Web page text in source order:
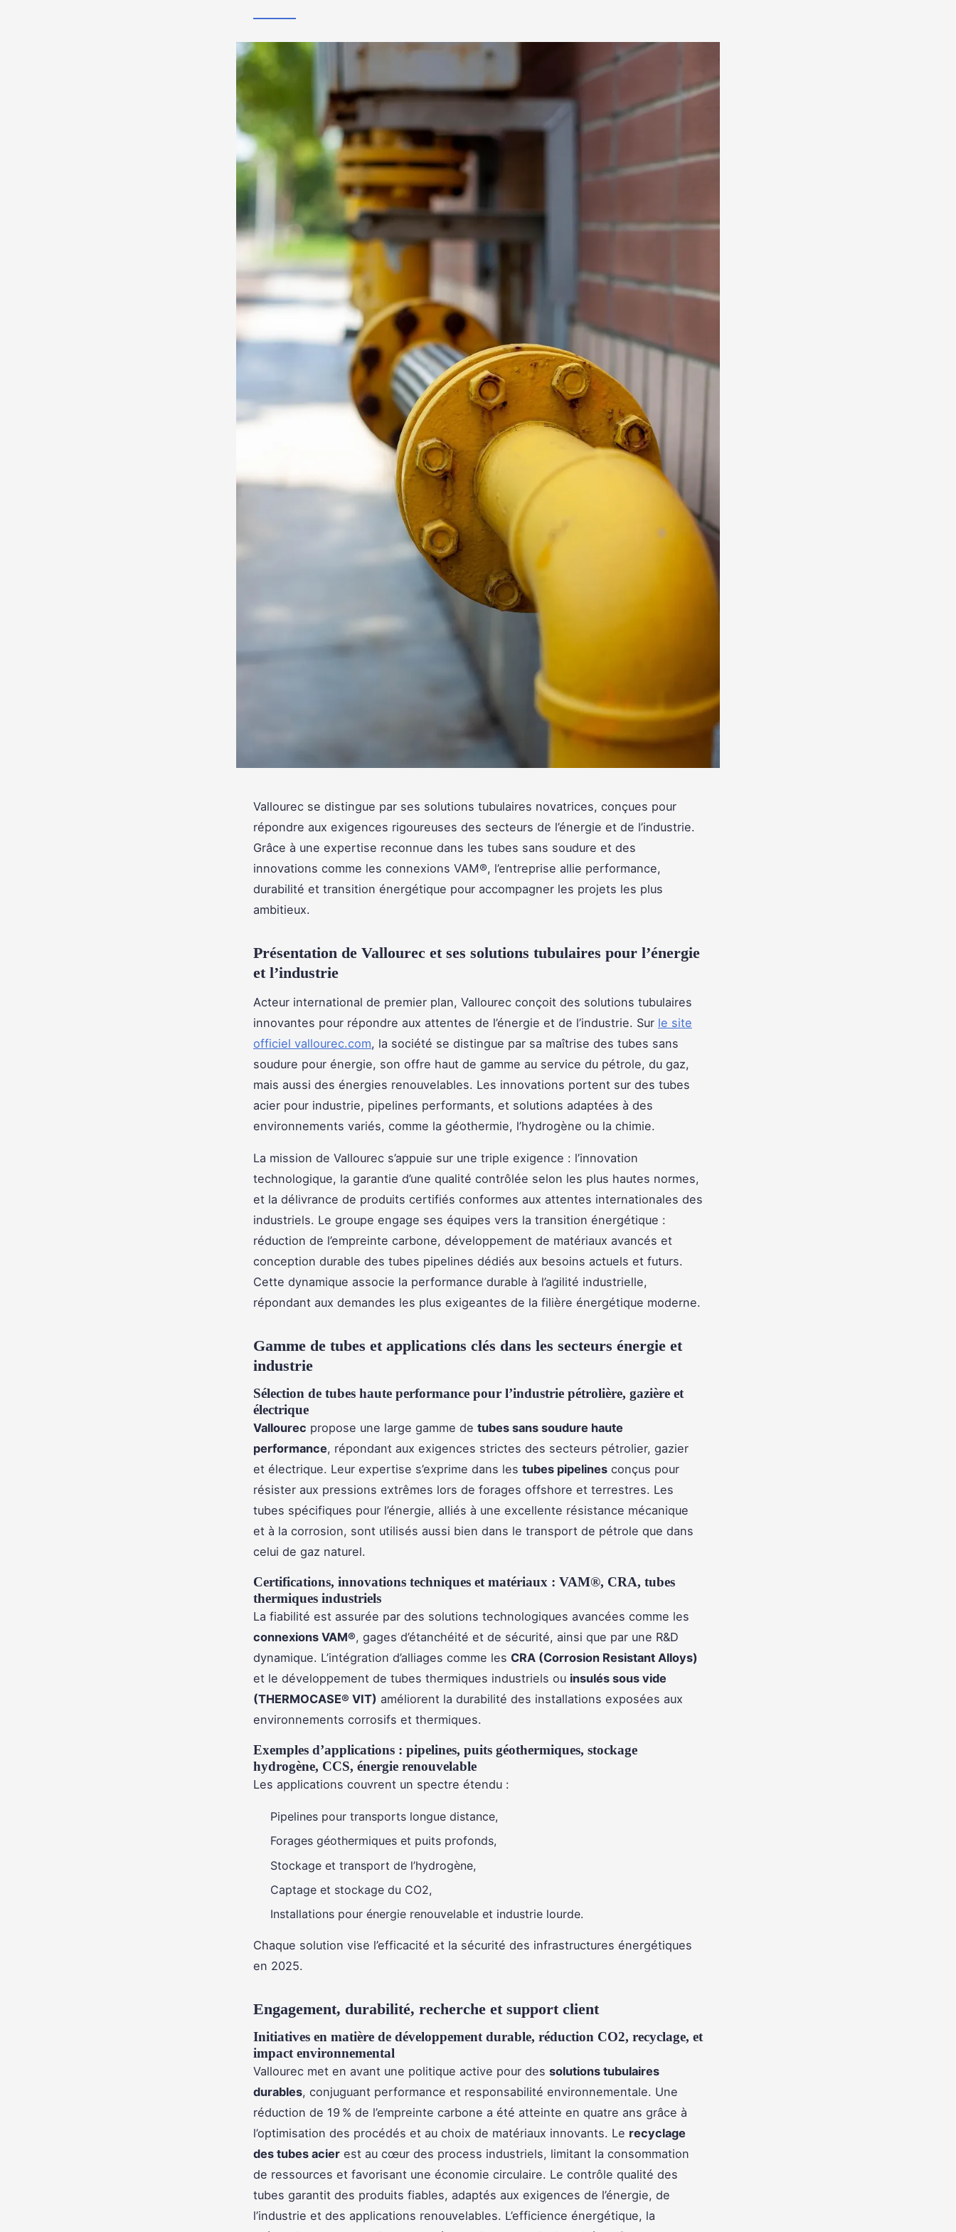
Vallourec se distingue par ses solutions tubulaires novatrices, conçues pour
répondre aux exigences rigoureuses des secteurs de l’énergie et de l’industrie.
Grâce à une expertise reconnue dans les tubes sans soudure et des
innovations comme les connexions VAM®, l’entreprise allie performance,
durabilité et transition énergétique pour accompagner les projets les plus
ambitieux.
Présentation de Vallourec et ses solutions tubulaires pour l’énergie
et l’industrie
Acteur international de premier plan, Vallourec conçoit des solutions tubulaires
innovantes pour répondre aux attentes de l’énergie et de l’industrie. Sur le site
officiel vallourec.com, la société se distingue par sa maîtrise des tubes sans
soudure pour énergie, son offre haut de gamme au service du pétrole, du gaz,
mais aussi des énergies renouvelables. Les innovations portent sur des tubes
acier pour industrie, pipelines performants, et solutions adaptées à des
environnements variés, comme la géothermie, l’hydrogène ou la chimie.
La mission de Vallourec s’appuie sur une triple exigence : l’innovation
technologique, la garantie d’une qualité contrôlée selon les plus hautes normes,
et la délivrance de produits certifiés conformes aux attentes internationales des
industriels. Le groupe engage ses équipes vers la transition énergétique :
réduction de l’empreinte carbone, développement de matériaux avancés et
conception durable des tubes pipelines dédiés aux besoins actuels et futurs.
Cette dynamique associe la performance durable à l’agilité industrielle,
répondant aux demandes les plus exigeantes de la filière énergétique moderne.
Gamme de tubes et applications clés dans les secteurs énergie et
industrie
Sélection de tubes haute performance pour l’industrie pétrolière, gazière et
électrique
Vallourec propose une large gamme de tubes sans soudure haute
performance, répondant aux exigences strictes des secteurs pétrolier, gazier
et électrique. Leur expertise s’exprime dans les tubes pipelines conçus pour
résister aux pressions extrêmes lors de forages offshore et terrestres. Les
tubes spécifiques pour l’énergie, alliés à une excellente résistance mécanique
et à la corrosion, sont utilisés aussi bien dans le transport de pétrole que dans
celui de gaz naturel.
Certifications, innovations techniques et matériaux : VAM®, CRA, tubes
thermiques industriels
La fiabilité est assurée par des solutions technologiques avancées comme les
connexions VAM®, gages d’étanchéité et de sécurité, ainsi que par une R&D
dynamique. L’intégration d’alliages comme les CRA (Corrosion Resistant Alloys)
et le développement de tubes thermiques industriels ou insulés sous vide
(THERMOCASE® VIT) améliorent la durabilité des installations exposées aux
environnements corrosifs et thermiques.
Exemples d’applications : pipelines, puits géothermiques, stockage
hydrogène, CCS, énergie renouvelable
Les applications couvrent un spectre étendu :
Pipelines pour transports longue distance,
Forages géothermiques et puits profonds,
Stockage et transport de l’hydrogène,
Captage et stockage du CO2,
Installations pour énergie renouvelable et industrie lourde.
Chaque solution vise l’efficacité et la sécurité des infrastructures énergétiques
en 2025.
Engagement, durabilité, recherche et support client
Initiatives en matière de développement durable, réduction CO2, recyclage, et
impact environnemental
Vallourec met en avant une politique active pour des solutions tubulaires
durables, conjuguant performance et responsabilité environnementale. Une
réduction de 19 % de l’empreinte carbone a été atteinte en quatre ans grâce à
l’optimisation des procédés et au choix de matériaux innovants. Le recyclage
des tubes acier est au cœur des process industriels, limitant la consommation
de ressources et favorisant une économie circulaire. Le contrôle qualité des
tubes garantit des produits fiables, adaptés aux exigences de l’énergie, de
l’industrie et des applications renouvelables. L’efficience énergétique, la